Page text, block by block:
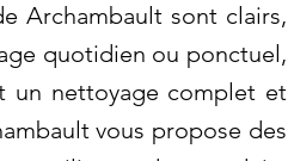
Archambault sont clairs,
quotidien ou ponctuel,
un nettoyage complet et
vous propose des